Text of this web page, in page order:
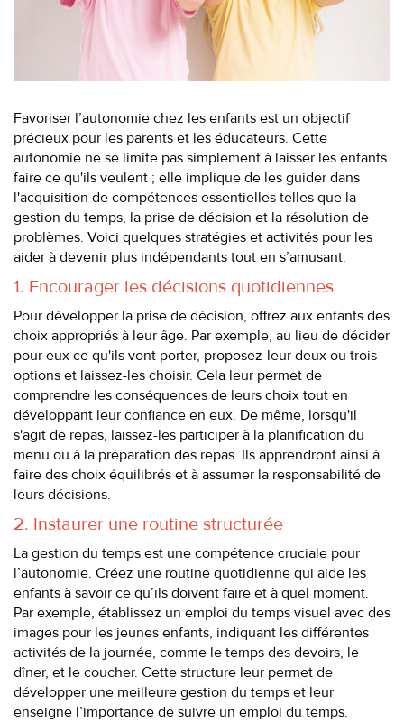
Favoriser l’autonomie chez les enfants est un objectif
précieux pour les parents et les éducateurs. Cette
autonomie ne se limite pas simplement à laisser les enfants
faire ce qu'ils veulent ; elle implique de les guider dans
l'acquisition de compétences essentielles telles que la
gestion du temps, la prise de décision et la résolution de
problèmes. Voici quelques stratégies et activités pour les
aider à devenir plus indépendants tout en s’amusant.
1. Encourager les décisions quotidiennes
Pour développer la prise de décision, offrez aux enfants des
choix appropriés à leur âge. Par exemple, au lieu de décider
pour eux ce qu'ils vont porter, proposez-leur deux ou trois
options et laissez-les choisir. Cela leur permet de
comprendre les conséquences de leurs choix tout en
développant leur confiance en eux. De même, lorsqu'il
s'agit de repas, laissez-les participer à la planification du
menu ou à la préparation des repas. Ils apprendront ainsi à
faire des choix équilibrés et à assumer la responsabilité de
leurs décisions.
2. Instaurer une routine structurée
La gestion du temps est une compétence cruciale pour
l’autonomie. Créez une routine quotidienne qui aide les
enfants à savoir ce qu’ils doivent faire et à quel moment.
Par exemple, établissez un emploi du temps visuel avec des
images pour les jeunes enfants, indiquant les différentes
activités de la journée, comme le temps des devoirs, le
dîner, et le coucher. Cette structure leur permet de
développer une meilleure gestion du temps et leur
enseigne l’importance de suivre un emploi du temps.